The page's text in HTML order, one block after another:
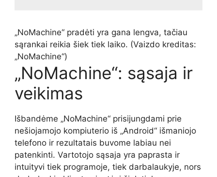
„NoMachine“ pradėti yra gana lengva, tačiau
sąrankai reikia šiek tiek laiko. (Vaizdo kreditas:
„NoMachine“)
„NoMachine“: sąsaja ir
veikimas
Išbandėme „NoMachine“ prisijungdami prie
nešiojamojo kompiuterio iš „Android“ išmaniojo
telefono ir rezultatais buvome labiau nei
patenkinti. Vartotojo sąsaja yra paprasta ir
intuityvi tiek programoje, tiek darbalaukyje, nors